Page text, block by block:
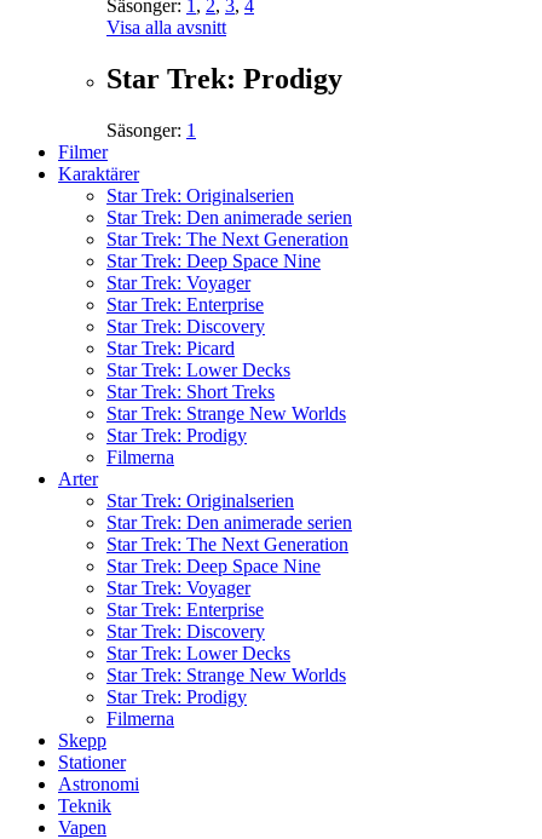
Säsonger: 1 , 2, 3, 4
Visa alla avsnitt
Star Trek: Prodigy
Säsonger: 1
Filmer
Karaktärer
Star Trek: Originalserien
Star Trek: Den animerade serien
Star Trek: The Next Generation
Star Trek: Deep Space Nine
Star Trek: Voyager
Star Trek: Enterprise
Star Trek: Discovery
Star Trek: Picard
Star Trek: Lower Decks
Star Trek: Short Treks
Star Trek: Strange New Worlds
Star Trek: Prodigy
Filmerna
Arter
Star Trek: Originalserien
Star Trek: Den animerade serien
Star Trek: The Next Generation
Star Trek: Deep Space Nine
Star Trek: Voyager
Star Trek: Enterprise
Star Trek: Discovery
Star Trek: Lower Decks
Star Trek: Strange New Worlds
Star Trek: Prodigy
Filmerna
Skepp
Stationer
Astronomi
Teknik
Vapen